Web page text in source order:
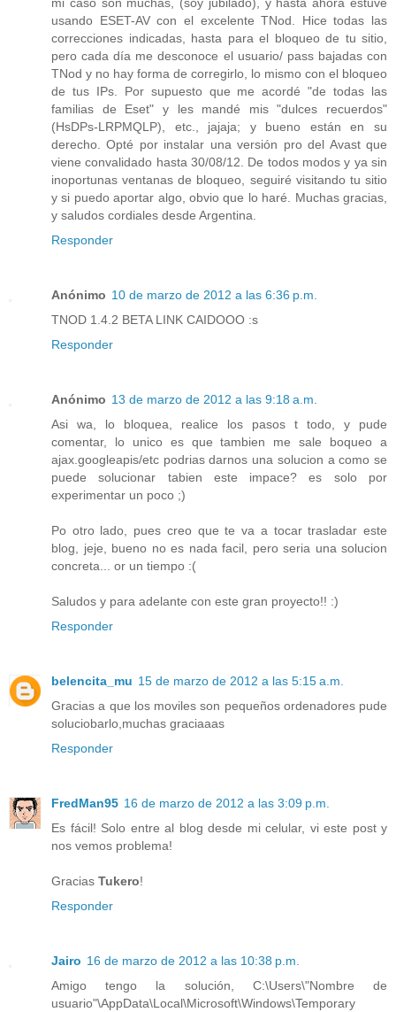
usando ESET-AV con el excelente TNod. Hice todas las
correcciones indicadas, hasta para el bloqueo de tu sitio,
pero cada día me desconoce el usuario/ pass bajadas con
TNod y no hay forma de corregirlo, lo mismo con el bloqueo
de tus IPs. Por supuesto que me acordé "de todas las
familias de Eset" y les mandé mis "dulces recuerdos"
(HsDPs-LRPMQLP), etc., jajaja; y bueno están en su
derecho. Opté por instalar una versión pro del Avast que
viene convalidado hasta 30/08/12. De todos modos y ya sin
inoportunas ventanas de bloqueo, seguiré visitando tu sitio
y si puedo aportar algo, obvio que lo haré. Muchas gracias,
y saludos cordiales desde Argentina.
Responder
Anónimo 10 de marzo de 2012 a las 6:36 p.m.
TNOD 1.4.2 BETA LINK CAIDOOO :s
Responder
Anónimo 13 de marzo de 2012 a las 9:18 a.m.
Asi wa, lo bloquea, realice los pasos t todo, y pude
comentar, lo unico es que tambien me sale boqueo a
ajax.googleapis/etc podrias darnos una solucion a como se
puede solucionar tabien este impace? es solo por
experimentar un poco ;)
Po otro lado, pues creo que te va a tocar trasladar este
blog, jeje, bueno no es nada facil, pero seria una solucion
concreta... or un tiempo :(
Saludos y para adelante con este gran proyecto!! :)
Responder
belencita_mu 15 de marzo de 2012 a las 5:15 a.m.
Gracias a que los moviles son pequeños ordenadores pude
soluciobarlo,muchas graciaaas
Responder
FredMan95 16 de marzo de 2012 a las 3:09 p.m.
Es fácil! Solo entre al blog desde mi celular, vi este post y
nos vemos problema!
Gracias Tukero!
Responder
Jairo 16 de marzo de 2012 a las 10:38 p.m.
Amigo tengo la solución, C:\Users\"Nombre de
usuario"\AppData\Local\Microsoft\Windows\Temporary